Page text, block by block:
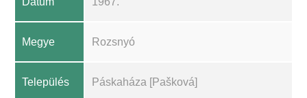
Megye Rozsnyó
Település Páskaháza [Pašková]